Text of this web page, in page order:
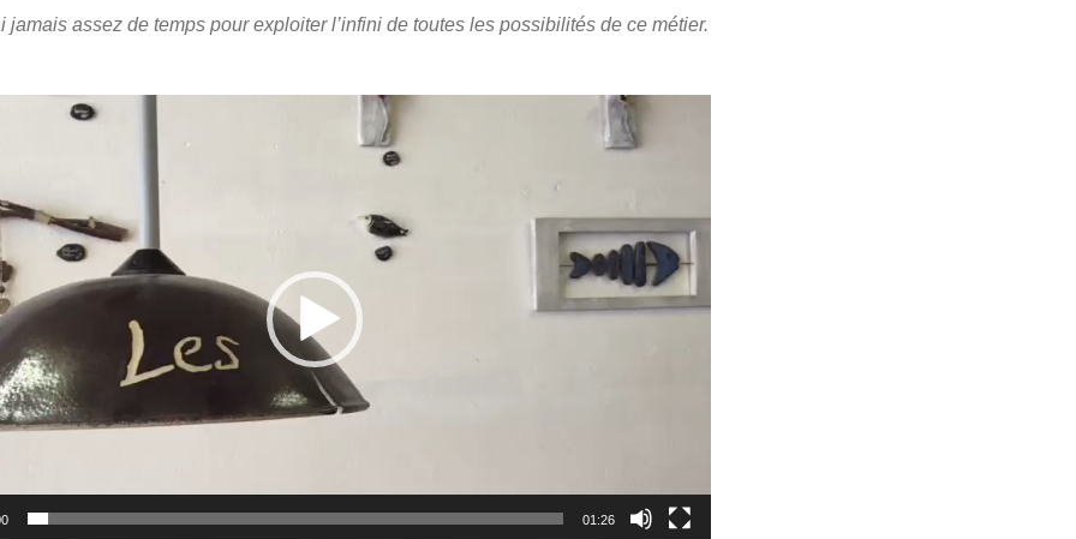
jamais assez de temps pour exploiter l’infini de toutes les possibilités de ce métier.
01:26